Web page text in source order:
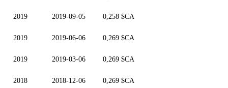
2019 2019-09-05 0,258 $CA
2019 2019-06-06 0,269 $CA
2019 2019-03-06 0,269 $CA
2018 2018-12-06 0,269 $CA